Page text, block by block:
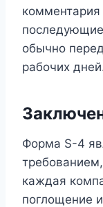
комментария
обычно
рабочих
Форма S-4
каждая
поглощение